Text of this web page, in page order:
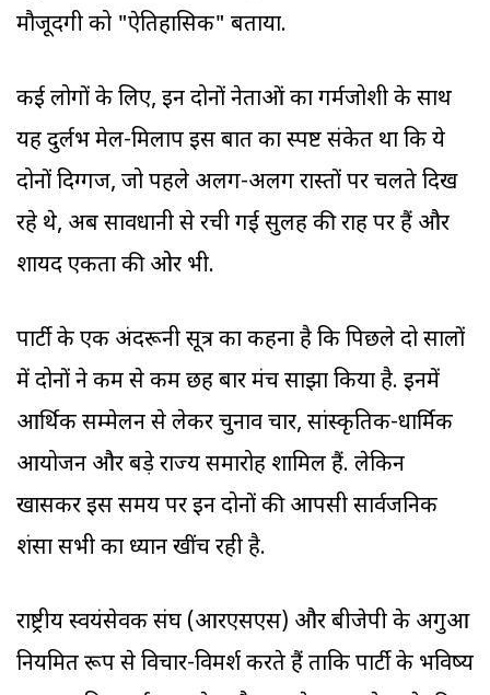
मौजूदगी को "ऐतिहासिक" बताया.
कई लोगों के लिए, इन दोनों नेताओं का गर्मजोशी के साथ
यह दुर्लभ मेल-मिलाप इस बात का स्पष्ट संकेत था कि ये
दोनों दिग्गज, जो पहले अलग-अलग रास्तों पर चलते दिख
रहे थे, अब सावधानी से रची गई सुलह की राह पर हैं और
शायद एकता की ओर भी.
पार्टी के एक अंदरूनी सूत्र का कहना है कि पिछले दो सालों
में दोनों ने कम से कम छह बार मंच साझा किया है. इनमें
आर्थिक सम्मेलन से लेकर चुनाव प्रचार, सांस्कृतिक-धार्मिक
आयोजन और बड़े राज्य समारोह शामिल हैं. लेकिन
खासकर इस समय पर इन दोनों की आपसी सार्वजनिक
प्रशंसा सभी का ध्यान खींच रही है.
राष्ट्रीय स्वयंसेवक संघ (आरएसएस) और बीजेपी के अगुआ
नियमित रूप से विचार-विमर्श करते हैं ताकि पार्टी के भविष्य